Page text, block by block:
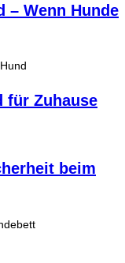
– Wenn Hunde
für Zuhause
beim